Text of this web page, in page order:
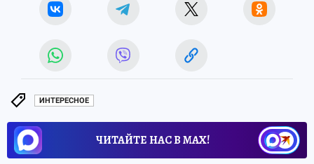
ИНТЕРЕСНОЕ
ЧИТАЙТЕ НАС В МАХ!